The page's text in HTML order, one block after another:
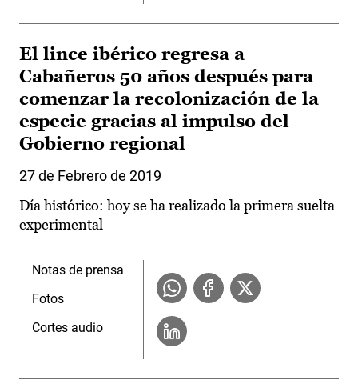
El lince ibérico regresa a
Cabañeros 50 años después para
comenzar la recolonización de la
especie gracias al impulso del
Gobierno regional
27 de Febrero de 2019
Día histórico: hoy se ha realizado la primera suelta
experimental
Notas de prensa
Fotos
Cortes audio